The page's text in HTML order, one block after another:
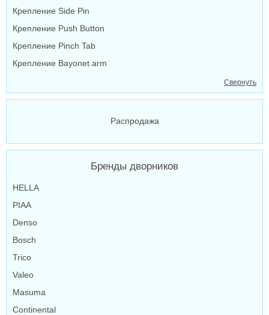
Крепление Side Pin
Крепление Push Button
Крепление Pinch Tab
Крепление Bayonet arm
Свернуть
Распродажа
Бренды дворников
HELLA
PIAA
Denso
Bosch
Trico
Valeo
Masuma
Continental